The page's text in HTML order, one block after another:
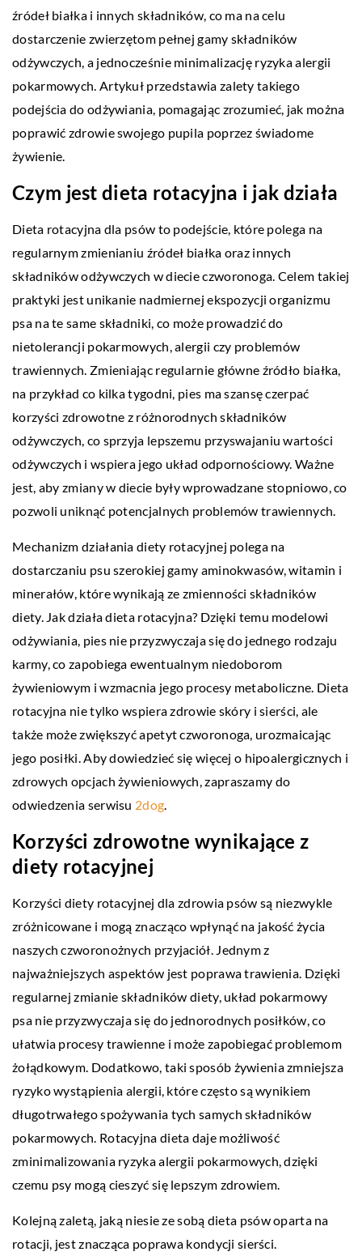
źródeł białka i innych składników, co ma na celu
dostarczenie zwierzętom pełnej gamy składników
odżywczych, a jednocześnie minimalizację ryzyka alergii
pokarmowych. Artykuł przedstawia zalety takiego
podejścia do odżywiania, pomagając zrozumieć, jak można
poprawić zdrowie swojego pupila poprzez świadome
żywienie.
Czym jest dieta rotacyjna i jak działa
Dieta rotacyjna dla psów to podejście, które polega na
regularnym zmienianiu źródeł białka oraz innych
składników odżywczych w diecie czworonoga. Celem takiej
praktyki jest unikanie nadmiernej ekspozycji organizmu
psa na te same składniki, co może prowadzić do
nietolerancji pokarmowych, alergii czy problemów
trawiennych. Zmieniając regularnie główne źródło białka,
na przykład co kilka tygodni, pies ma szansę czerpać
korzyści zdrowotne z różnorodnych składników
odżywczych, co sprzyja lepszemu przyswajaniu wartości
odżywczych i wspiera jego układ odpornościowy. Ważne
jest, aby zmiany w diecie były wprowadzane stopniowo, co
pozwoli uniknąć potencjalnych problemów trawiennych.
Mechanizm działania diety rotacyjnej polega na
dostarczaniu psu szerokiej gamy aminokwasów, witamin i
minerałów, które wynikają ze zmienności składników
diety. Jak działa dieta rotacyjna? Dzięki temu modelowi
odżywiania, pies nie przyzwyczaja się do jednego rodzaju
karmy, co zapobiega ewentualnym niedoborom
żywieniowym i wzmacnia jego procesy metaboliczne. Dieta
rotacyjna nie tylko wspiera zdrowie skóry i sierści, ale
także może zwiększyć apetyt czworonoga, urozmaicając
jego posiłki. Aby dowiedzieć się więcej o hipoalergicznych i
zdrowych opcjach żywieniowych, zapraszamy do
odwiedzenia serwisu 2dog
Korzyści zdrowotne wynikające z
diety rotacyjnej
Korzyści diety rotacyjnej dla zdrowia psów są niezwykle
zróżnicowane i mogą znacząco wpłynąć na jakość życia
naszych czworonożnych przyjaciół. Jednym z
najważniejszych aspektów jest poprawa trawienia. Dzięki
regularnej zmianie składników diety, układ pokarmowy
psa nie przyzwyczaja się do jednorodnych posiłków, co
ułatwia procesy trawienne i może zapobiegać problemom
żołądkowym. Dodatkowo, taki sposób żywienia zmniejsza
ryzyko wystąpienia alergii, które często są wynikiem
długotrwałego spożywania tych samych składników
pokarmowych. Rotacyjna dieta daje możliwość
zminimalizowania ryzyka alergii pokarmowych, dzięki
czemu psy mogą cieszyć się lepszym zdrowiem.
Kolejną zaletą, jaką niesie ze sobą dieta psów oparta na
rotacji, jest znacząca poprawa kondycji sierści.